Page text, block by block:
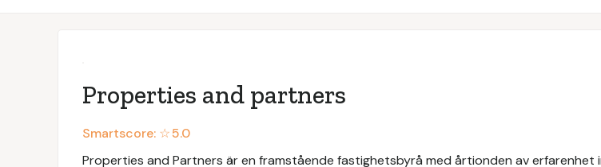
Properties and partners
Smartscore: ☆5.0
Properties and Partners är en framstående fastighetsbyrå med årtionden av erfarenhet